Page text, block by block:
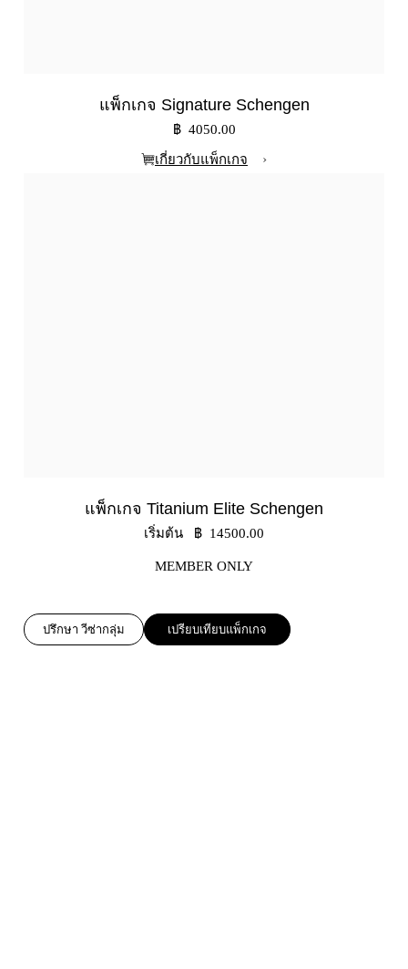
แพ็กเกจ Signature Schengen
฿ 4050.00
เกี่ยวกับแพ็กเกจ ›
แพ็กเกจ Titanium Elite Schengen
เริ่มต้น ฿ 14500.00
MEMBER ONLY
ปรึกษา วีซ่ากลุ่ม เปรียบเทียบแพ็กเกจ